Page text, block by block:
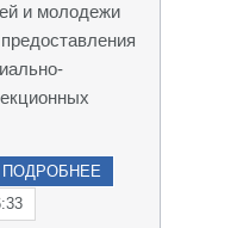
и молодежи
ПОДРОБНЕЕ